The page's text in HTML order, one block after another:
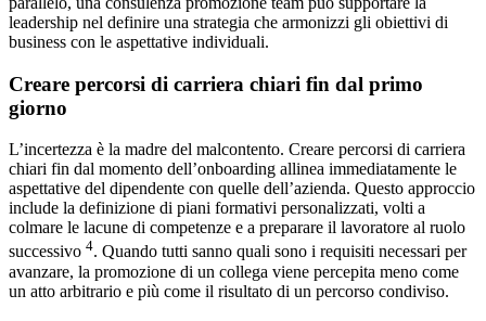
leadership nel definire una strategia che armonizzi gli obiettivi di
business con le aspettative individuali.
Creare percorsi di carriera chiari fin dal primo
giorno
L’incertezza è la madre del malcontento. Creare percorsi di carriera
chiari fin dal momento dell’onboarding allinea immediatamente le
aspettative del dipendente con quelle dell’azienda. Questo approccio
include la definizione di piani formativi personalizzati, volti a
colmare le lacune di competenze e a preparare il lavoratore al ruolo
successivo 4. Quando tutti sanno quali sono i requisiti necessari per
avanzare, la promozione di un collega viene percepita meno come
un atto arbitrario e più come il risultato di un percorso condiviso.